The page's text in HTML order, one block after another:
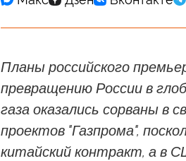
Планы российского
превращению России в
газа оказались сорваны в
проектов "Газпрома",
китайский контракт, а в